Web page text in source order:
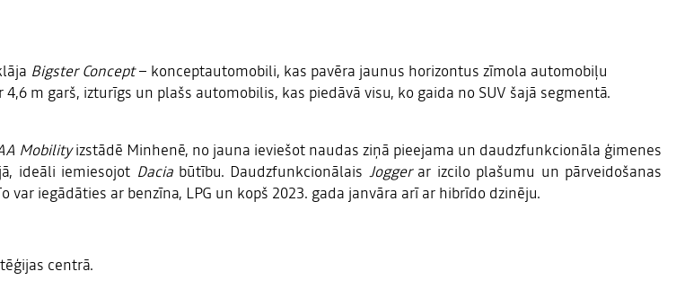
Bigster Concept– konceptautomobili, kas pavēra jaunus horizontus zīmola automobiļu
m garš, izturīgs un plašs automobilis, kas piedāvā visu, ko gaida no SUV šajā segmentā.
Mobilityizstādē Minhenē, no jauna ieviešot naudas ziņā pieejama un daudzfunkcionāla ģimenes
ideāli iemiesojot Daciabūtību. Daudzfunkcionālais Joggerar izcilo plašumu un pārveidošanas
iegādāties ar benzīna, LPG un kopš 2023. gada janvāra arī ar hibrīdo dzinēju.
centrā.